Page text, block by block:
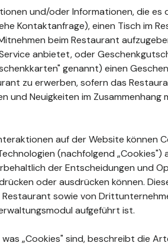
und/oder Informationen, die es
Kontaktanfrage), einen Tisch im
beim Restaurant
anbietet, oder
genannt) einen
zu erwerben, sofern das
und Neuigkeiten im
auf der Website können
(nachfolgend „Cookies")
der Entscheidungen und
oder ausdrücken können.
sowie von
aufgeführt ist.
„Cookies" sind, beschreibt die